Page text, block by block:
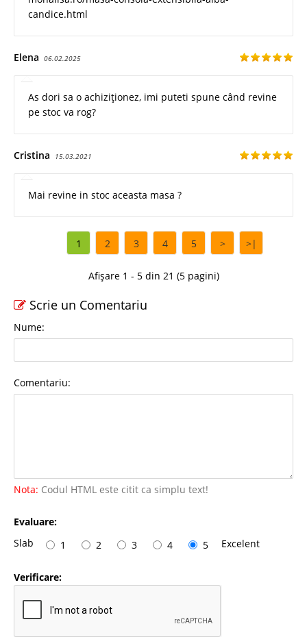
candice.html
Elena 06.02.2025
As dori sa o achiziționez, imi puteti spune când revine
pe stoc va rog?
Cristina 15.03.2021
Mai revine in stoc aceasta masa ?
1 2 3 4 5 > >|
Afișare 1 - 5 din 21 (5 pagini)
Scrie un Comentariu
Nume:
Comentariu:
Nota: Codul HTML este citit ca simplu text!
Evaluare:
Slab
1 2 3 4 5 Excelent
Verificare: